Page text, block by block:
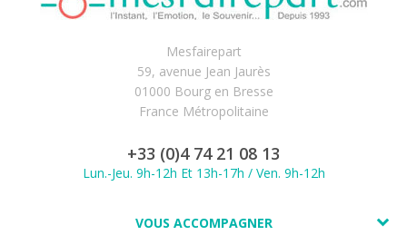
Mesfairepart
59, avenue Jean Jaurès
01000 Bourg en Bresse
France Métropolitaine
+33 (0)4 74 21 08 13
Lun.-Jeu. 9h-12h Et 13h-17h / Ven. 9h-12h
VOUS ACCOMPAGNER